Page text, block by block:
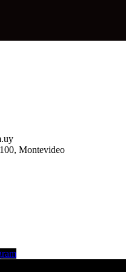
Montevideo